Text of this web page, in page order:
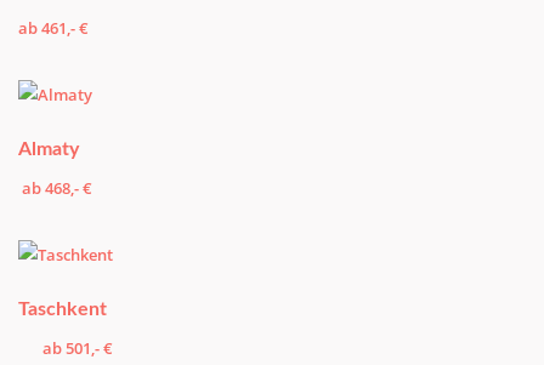
ab 461,- €
Almaty
ab 468,- €
Taschkent
ab 501,- €